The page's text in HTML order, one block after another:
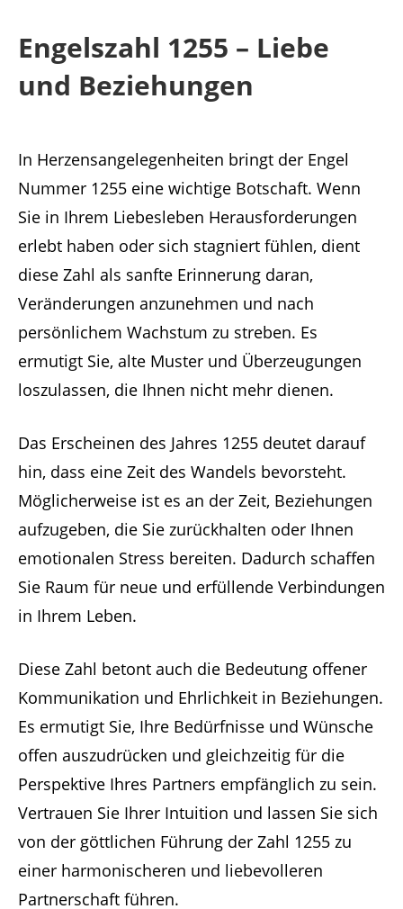
Engelszahl 1255 – Liebe
und Beziehungen
In Herzensangelegenheiten bringt der Engel
Nummer 1255 eine wichtige Botschaft. Wenn
Sie in Ihrem Liebesleben Herausforderungen
erlebt haben oder sich stagniert fühlen, dient
diese Zahl als sanfte Erinnerung daran,
Veränderungen anzunehmen und nach
persönlichem Wachstum zu streben. Es
ermutigt Sie, alte Muster und Überzeugungen
loszulassen, die Ihnen nicht mehr dienen.
Das Erscheinen des Jahres 1255 deutet darauf
hin, dass eine Zeit des Wandels bevorsteht.
Möglicherweise ist es an der Zeit, Beziehungen
aufzugeben, die Sie zurückhalten oder Ihnen
emotionalen Stress bereiten. Dadurch schaffen
Sie Raum für neue und erfüllende Verbindungen
in Ihrem Leben.
Diese Zahl betont auch die Bedeutung offener
Kommunikation und Ehrlichkeit in Beziehungen.
Es ermutigt Sie, Ihre Bedürfnisse und Wünsche
offen auszudrücken und gleichzeitig für die
Perspektive Ihres Partners empfänglich zu sein.
Vertrauen Sie Ihrer Intuition und lassen Sie sich
von der göttlichen Führung der Zahl 1255 zu
einer harmonischeren und liebevolleren
Partnerschaft führen.